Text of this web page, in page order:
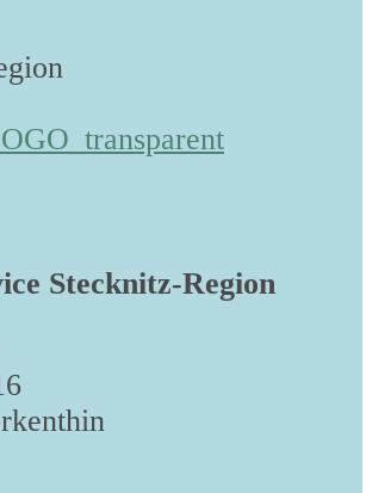
Stecknitz-Region